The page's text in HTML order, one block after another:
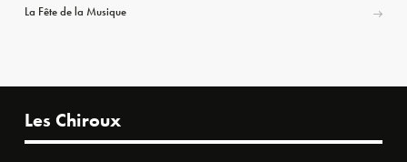
La Fête de la Musique
Les Chiroux